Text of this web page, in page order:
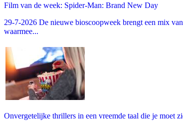
Film van de week: Spider-Man: Brand New Day
29-7-2026 De nieuwe bioscoopweek brengt een mix
waarmee...
Onvergetelijke thrillers in een vreemde taal die je moet